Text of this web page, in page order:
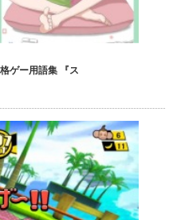
ゲー用語集 『ス